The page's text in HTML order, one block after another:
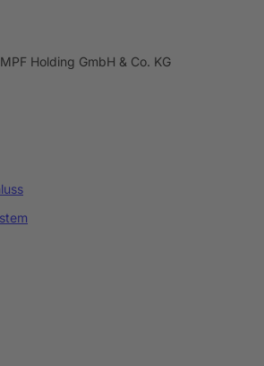
Holding GmbH & Co. KG